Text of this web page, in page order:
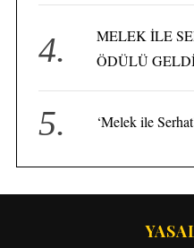
MELEK İLE
ÖDÜLÜ
‘Melek ile
e
h
: